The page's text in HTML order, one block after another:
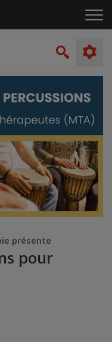
le
présente
pour